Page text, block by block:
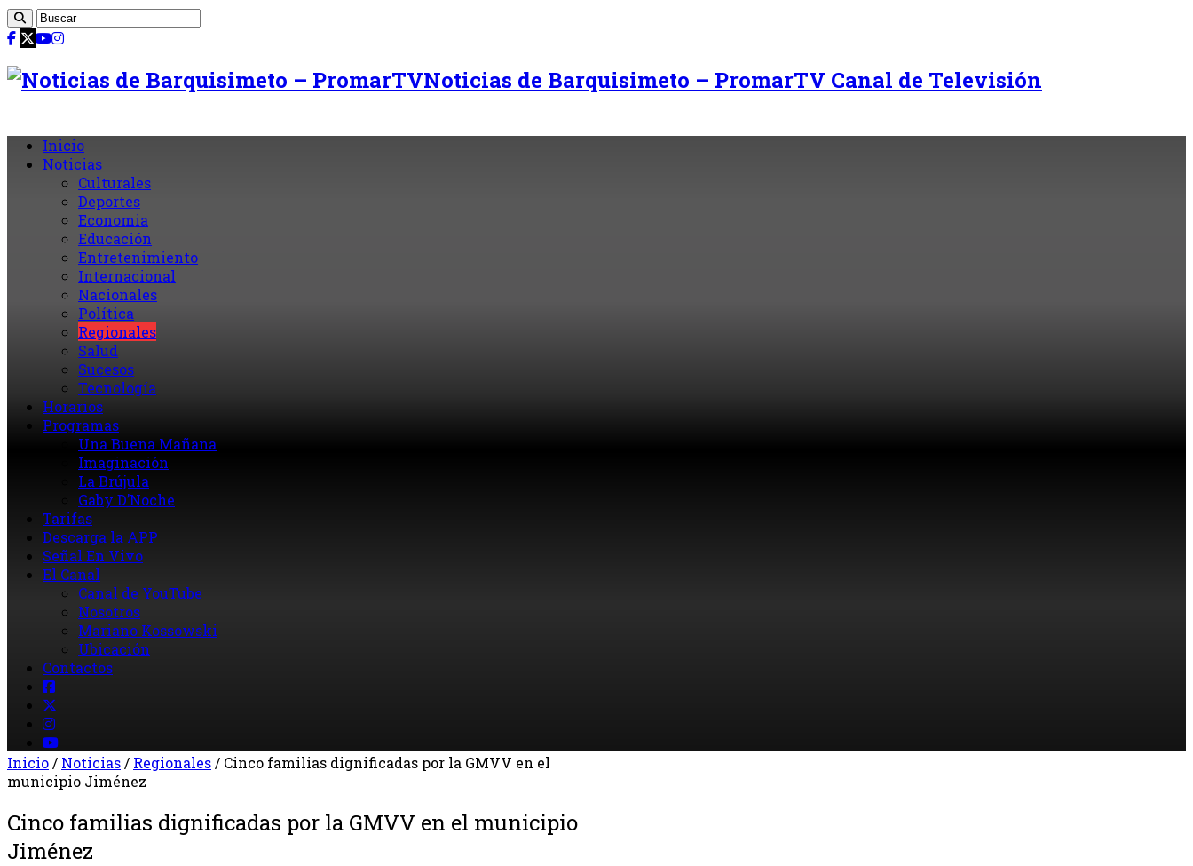
Noticias de Barquisimeto – PromarTV Canal de Televisión
Inicio
Noticias
Culturales
Deportes
Economia
Educación
Entretenimiento
Internacional
Nacionales
Política
Regionales
Salud
Sucesos
Tecnología
Horarios
Programas
Una Buena Mañana
Imaginación
La Brújula
Gaby D’Noche
Tarifas
Descarga la APP
Señal En Vivo
El Canal
Canal de YouTube
Nosotros
Mariano Kossowski
Ubicación
Contactos
Inicio/ Noticias/ Regionales/ Cinco familias dignificadas por la GMVV en el
municipio Jiménez
Cinco familias dignificadas por la GMVV en el municipio
Jiménez